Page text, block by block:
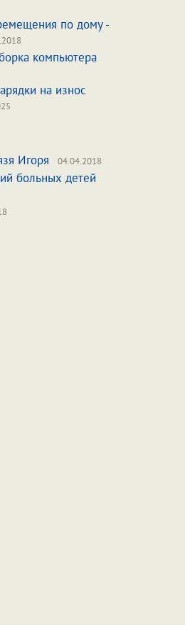
по дому -
компьютера
на износ
Игоря 04.04.2018
больных детей